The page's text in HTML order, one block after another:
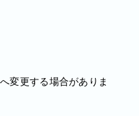
変更する場合がありま